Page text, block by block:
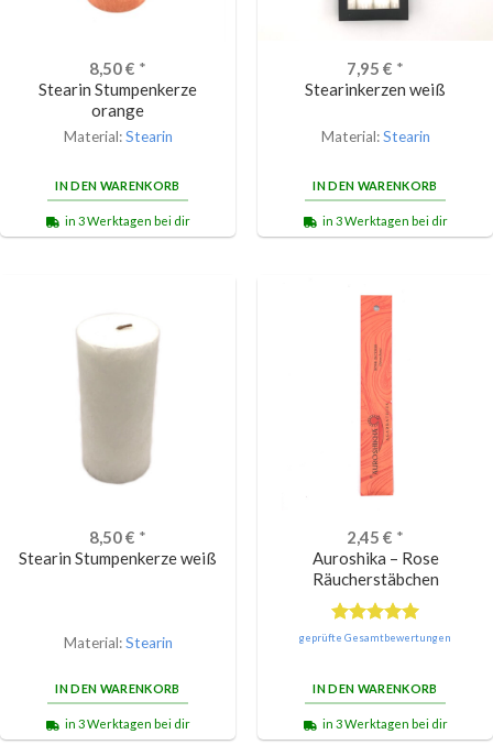
8,50€ *
Stearin Stumpenkerze
orange
Material:Stearin
IN DEN WARENKORB
in 3 Werktagen bei dir
7,95 € *
Stearinkerzen weiß
Material:Stearin
IN DEN WARENKORB
in 3 Werktagen bei dir
8,50€ *
Stearin Stumpenkerze weiß
Material:Stearin
IN DEN WARENKORB
in 3 Werktagen bei dir
2,45 € *
Auroshika – Rose
Räucherstäbchen
Bewertet
geprüfte Gesamtbewertungen
IN DEN WARENKORB
in 3 Werktagen bei dir